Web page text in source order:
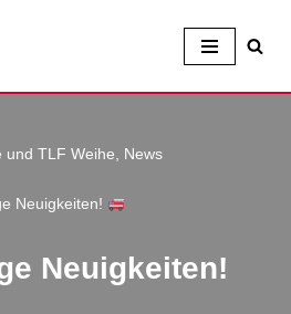
und TLF Weihe, News
Neuigkeiten!
Neuigkeiten!